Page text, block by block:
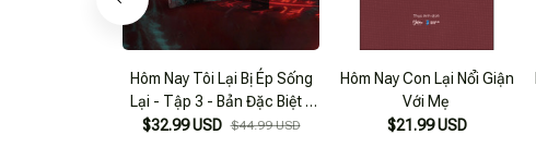
Hôm Nay Tôi Lại Bị Ép Sống
Lại - Tập 3 - Bản Đặc Biệt -
Tặng Kèm Lót Ly Giấy +
$32.99 USD $44.99 USD
Hôm Nay Con Lại Nổi Giận
Với Mẹ
$21.99 USD